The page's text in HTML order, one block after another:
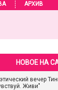
АРХИВ
НОВОЕ НА
вечер
Живи"